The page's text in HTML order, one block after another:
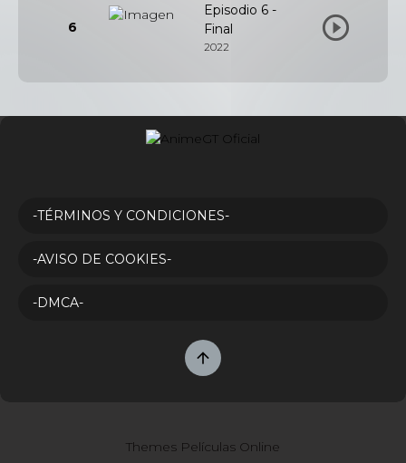
6
Episodio 6 -
Final
2022
-TÉRMINOS Y CONDICIONES-
-AVISO DE COOKIES-
-DMCA-
Themes Películas Online